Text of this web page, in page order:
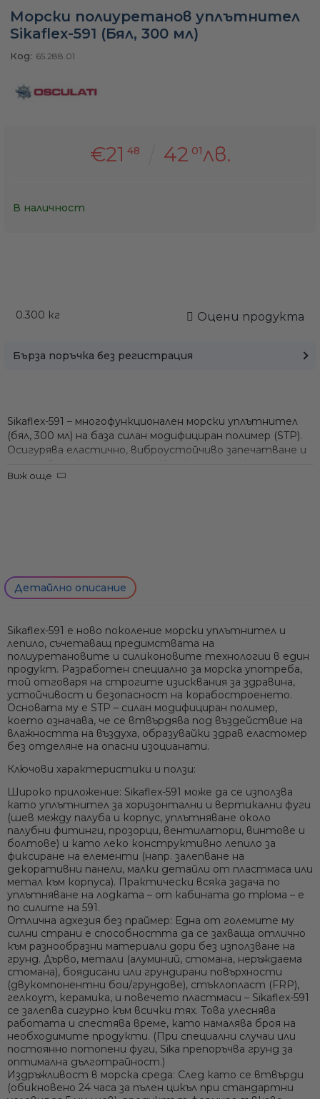
Морски полиуретанов уплътнител
Sikaflex-591 (Бял, 300 мл)
Код: 65.288.01
€21 48 42 01лв.
В наличност
0.300 кг Оцени продукта
Бърза поръчка без регистрация
Sikaflex-591 – многофункционален морски уплътнител
(бял, 300 мл) на база силан модифициран полимер (STP).
Осигурява еластично, виброустойчиво запечатване и
повечето случаи
Устойчив и безопасен:
Без изоцианати, разтворители,
калай и фталати; устойчив на UV, солена вода и
Гъвкав и виброустойчив:След втвърдяване остава
гъвкав еластомер, който понася вибрации, разширения
и сътресения – идеален за морска среда
Виж още
Детайлно описание
Sikaflex-591 е ново поколение морски уплътнител и
лепило, съчетаващ предимствата на
полиуретановите и силиконовите технологии в един
продукт. Разработен специално за морска употреба,
той отговаря на строгите изисквания за здравина,
устойчивост и безопасност на корабостроенето.
Основата му е STP – силан модифициран полимер,
което означава, че се втвърдява под въздействие на
влажността на въздуха, образувайки здрав еластомер
без отделяне на опасни изоцианати.
Ключови характеристики и ползи:
Широко приложение: Sikaflex-591 може да се използва
като уплътнител за хоризонтални и вертикални фуги
(шев между палуба и корпус, уплътняване около
палубни фитинги, прозорци, вентилатори, винтове и
болтове) и като леко конструктивно лепило за
фиксиране на елементи (напр. залепване на
декоративни панели, малки детайли от пластмаса или
метал към корпуса). Практически всяка задача по
уплътняване на лодката – от кабината до трюма – е
по силите на 591.
Отлична адхезия без праймер: Една от големите му
силни страни е способността да се захваща отлично
към разнообразни материали дори без използване на
грунд. Дърво, метали (алуминий, стомана, неръждаема
стомана), боядисани или грундирани повърхности
(двукомпонентни бои/грундове), стъклопласт (FRP),
гелкоут, керамика, и повечето пластмаси – Sikaflex-591
се залепва сигурно към всички тях. Това улеснява
работата и спестява време, като намалява броя на
необходимите продукти. (При специални случаи или
постоянно потопени фуги, Sika препоръчва грунд за
оптимална дълготрайност.)
Издръжливост в морска среда: След като се втвърди
(обикновено 24 часа за пълен цикъл при стандартни